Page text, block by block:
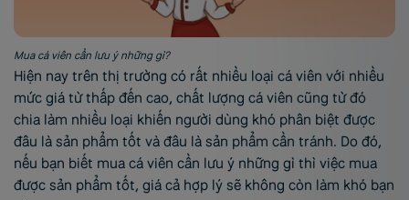
Mua cá viên cần lưu ý những gì?
Hiện nay trên thị trường có rất nhiều loại cá viên với nhiều
mức giá từ thấp đến cao, chất lượng cá viên cũng từ đó
chia làm nhiều loại khiến người dùng khó phân biệt được
đâu là sản phẩm tốt và đâu là sản phẩm cần tránh. Do đó,
nếu bạn biết mua cá viên cần lưu ý những gì thì việc mua
được sản phẩm tốt, giá cả hợp lý sẽ không còn làm khó bạn